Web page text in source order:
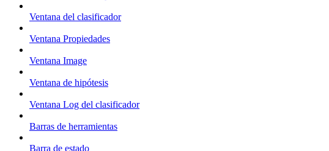
Ventana del clasificador
Ventana Propiedades
Ventana Image
Ventana de hipótesis
Ventana Log del clasificador
Barras de herramientas
Barra de estado